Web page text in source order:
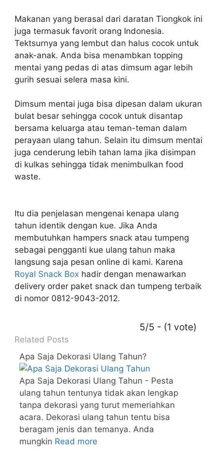
Makanan yang berasal dari daratan Tiongkok ini
juga termasuk favorit orang Indonesia.
Tektsurnya yang lembut dan halus cocok untuk
anak-anak. Anda bisa menambkan topping
mentai yang pedas di atas dimsum agar lebih
gurih sesuai selera masa kini.
Dimsum mentai juga bisa dipesan dalam ukuran
bulat besar sehingga cocok untuk disantap
bersama keluarga atau teman-teman dalam
perayaan ulang tahun. Selain itu dimsum mentai
juga cenderung lebih tahan lama jika disimpan
di kulkas sehingga tidak menimbulkan food
waste.
Itu dia penjelasan mengenai kenapa ulang
tahun identik dengan kue. Jika Anda
membutuhkan hampers snack atau tumpeng
sebagai pengganti kue ulang tahun maka
langsung saja pesan online di kami. Karena
Royal Snack Box hadir dengan menawarkan
delivery order paket snack dan tumpeng terbaik
di nomor 0812-9043-2012.
5/5 - (1 vote)
Related Posts
Apa Saja Dekorasi Ulang Tahun?
Apa Saja Dekorasi Ulang Tahun - Pesta
ulang tahun tentunya tidak akan lengkap
tanpa dekorasi yang turut memeriahkan
acara. Dekorasi ulang tahun tentu bisa
beragam jenis dan temanya. Anda
mungkin Read more